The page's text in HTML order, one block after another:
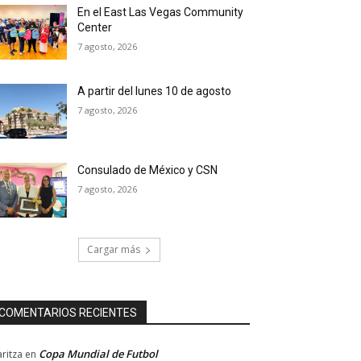
En el East Las Vegas Community
Center
7 agosto, 2026
A partir del lunes 10 de agosto
7 agosto, 2026
Consulado de México y CSN
7 agosto, 2026
Cargar más
RECIENTES
en Copa Mundial de Futbol